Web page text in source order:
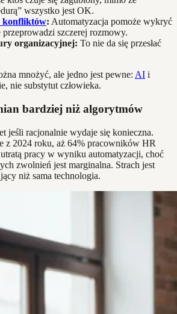
wszystko jest OK.
konfliktów: Automatyzacja pomoże wykryć
przeprowadzi szczerej rozmowy.
organizacyjnej: To nie da się przesłać
mnożyć, ale jedno jest pewne: AI i
nie substytut człowieka.
bardziej niż algorytmów
jeśli racjonalnie wydaje się konieczna.
z 2024 roku, aż 64% pracowników HR
pracy w wyniku automatyzacji, choć
zwolnień jest marginalna. Strach jest
niż sama technologia.